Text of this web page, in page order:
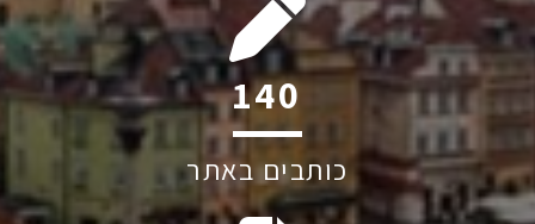
200
כותבים באתר